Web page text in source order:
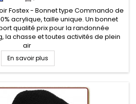
Fostex - Bonnet type Commando de
acrylique, taille unique. Un bonnet
qualité prix pour la randonnée
la chasse et toutes activités de plein
air
En savoir plus